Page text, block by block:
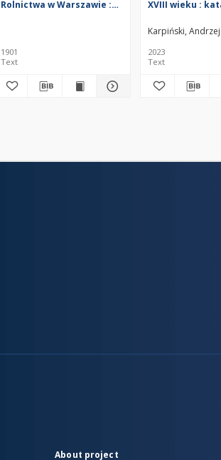
Rolnictwa w Warszawie :
1901
Text
XVIII wieku :
Karpiński,
2023
Text
About project